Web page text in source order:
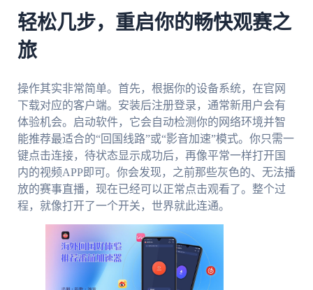
轻松几步，重启你的畅快观赛之
旅
操作其实非常简单。首先，根据你的设备系统，在官网
下载对应的客户端。安装后注册登录，通常新用户会有
体验机会。启动软件，它会自动检测你的网络环境并智
能推荐最适合的“回国线路”或“影音加速”模式。你只需一
键点击连接，待状态显示成功后，再像平常一样打开国
内的视频APP即可。你会发现，之前那些灰色的、无法播
放的赛事直播，现在已经可以正常点击观看了。整个过
程，就像打开了一个开关，世界就此连通。